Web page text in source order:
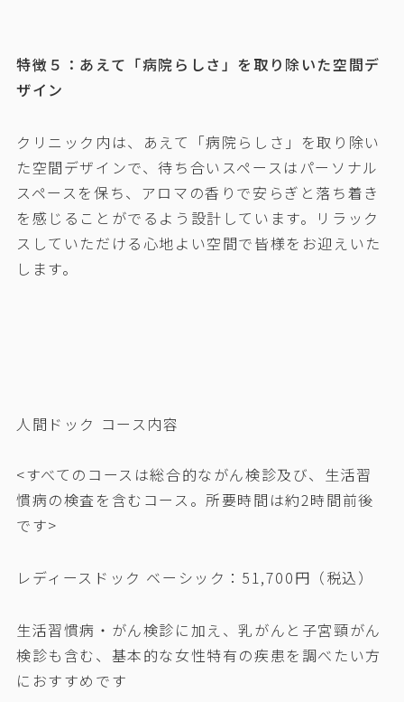
特徴５：あえて「病院らしさ」を取り除いた空間デ
ザイン
クリニック内は、あえて「病院らしさ」を取り除い
た空間デザインで、待ち合いスペースはパーソナル
スペースを保ち、アロマの香りで安らぎと落ち着き
を感じることがでるよう設計しています。リラック
スしていただける心地よい空間で皆様をお迎えいた
します。
人間ドック コース内容
<すべてのコースは総合的ながん検診及び、生活習
慣病の検査を含むコース。所要時間は約2時間前後
です>
レディースドック ベーシック：51,700円（税込）
生活習慣病・がん検診に加え、乳がんと子宮頸がん
検診も含む、基本的な女性特有の疾患を調べたい方
におすすめです